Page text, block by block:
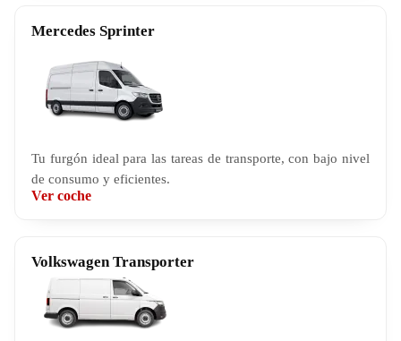
Mercedes Sprinter
Tu furgón ideal para las tareas de transporte, con bajo nivel
de consumo y eficientes.
Ver coche
Volkswagen Transporter